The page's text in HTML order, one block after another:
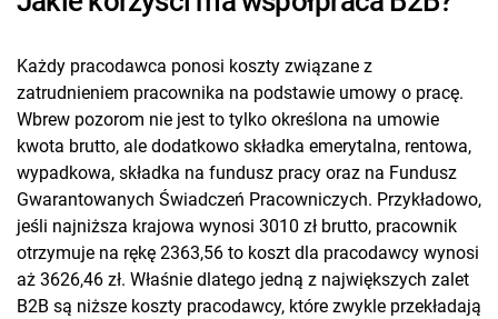
Każdy pracodawca ponosi koszty związane z
zatrudnieniem pracownika na podstawie umowy o pracę.
Wbrew pozorom nie jest to tylko określona na umowie
kwota brutto, ale dodatkowo składka emerytalna, rentowa,
wypadkowa, składka na fundusz pracy oraz na Fundusz
Gwarantowanych Świadczeń Pracowniczych. Przykładowo,
jeśli najniższa krajowa wynosi 3010 zł brutto, pracownik
otrzymuje na rękę 2363,56 to koszt dla pracodawcy wynosi
aż 3626,46 zł. Właśnie dlatego jedną z największych zalet
B2B są niższe koszty pracodawcy, które zwykle przekładają